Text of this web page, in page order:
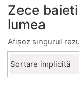
Zece
lumea
Afișez singurul
Sortare implicită